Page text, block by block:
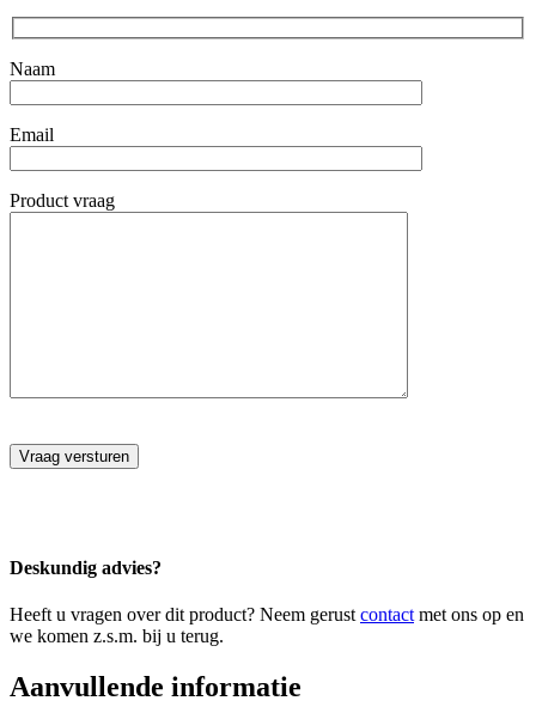
Naam
Email
Product vraag
Deskundig advies?
Heeft u vragen over dit product? Neem gerust contact met ons op en
we komen z.s.m. bij u terug.
Aanvullende informatie